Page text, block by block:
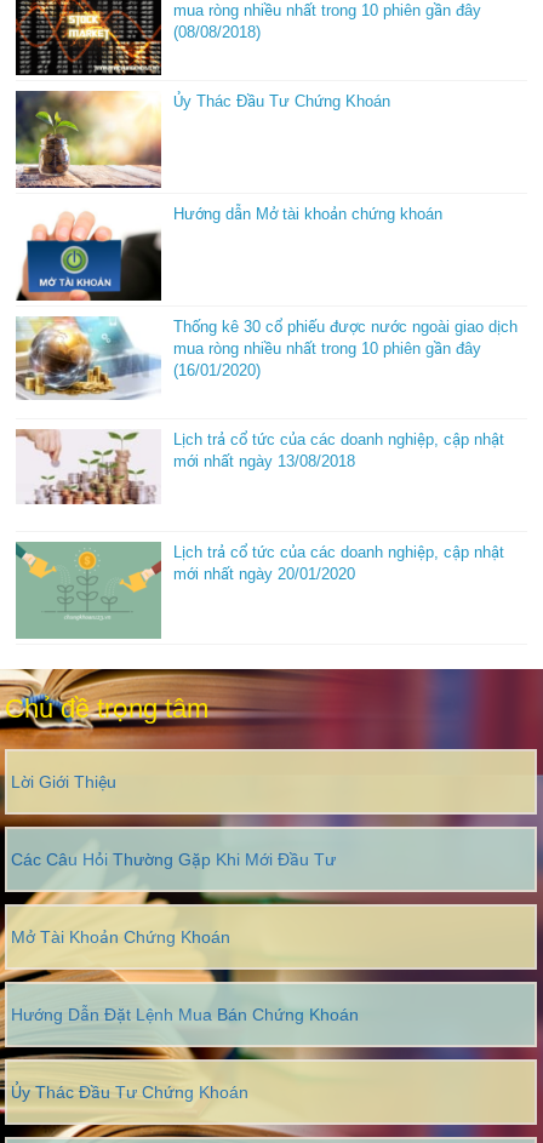
mua ròng nhiều nhất trong 10 phiên gần đây
(08/08/2018)
Ủy Thác Đầu Tư Chứng Khoán
Hướng dẫn Mở tài khoản chứng khoán
Thống kê 30 cổ phiếu được nước ngoài giao dịch
mua ròng nhiều nhất trong 10 phiên gần đây
(16/01/2020)
Lịch trả cổ tức của các doanh nghiệp, cập nhật
mới nhất ngày 13/08/2018
Lịch trả cổ tức của các doanh nghiệp, cập nhật
mới nhất ngày 20/01/2020
Chủ đề trọng tâm
Lời Giới Thiệu
Các Câu Hỏi Thường Gặp Khi Mới Đầu Tư
Mở Tài Khoản Chứng Khoán
Hướng Dẫn Đặt Lệnh Mua Bán Chứng Khoán
Ủy Thác Đầu Tư Chứng Khoán